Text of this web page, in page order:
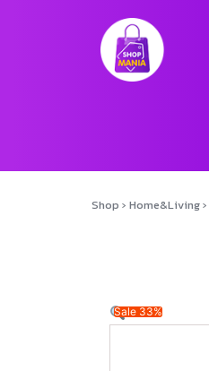
Shop › Home&Living›
Sale 33%